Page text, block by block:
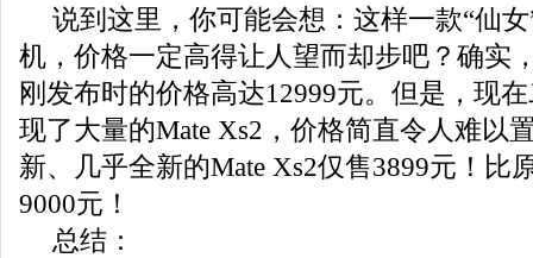
说到这里，你可能会想：这样一款“仙
机，价格一定高得让人望而却步吧？确实
刚发布时的价格高达12999元。但是，现
现了大量的Mate Xs2，价格简直令人难以
新、几乎全新的Mate Xs2仅售3899元！比
9000元！
总结：